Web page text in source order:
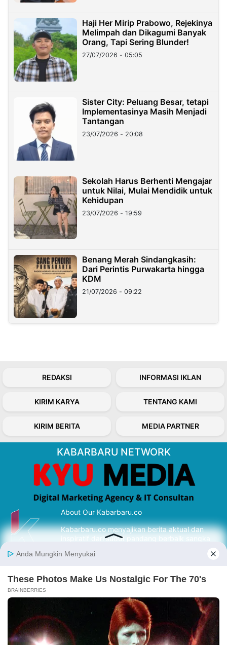
Haji Her Mirip Prabowo, Rejekinya
Melimpah dan Dikagumi Banyak
Orang, Tapi Sering Blunder!
27/07/2026 - 05:05
Sister City: Peluang Besar, tetapi
Implementasinya Masih Menjadi
Tantangan
23/07/2026 - 20:08
Sekolah Harus Berhenti Mengajar
untuk Nilai, Mulai Mendidik untuk
Kehidupan
23/07/2026 - 19:59
Benang Merah Sindangkasih:
Dari Perintis Purwakarta hingga
KDM
21/07/2026 - 09:22
REDAKSI INFORMASI IKLAN
KIRIM KARYA TENTANG KAMI
KIRIM BERITA MEDIA PARTNER
KABARBARU NETWORK
About Our Kabarbaru.co
Kabarbaru.co menyajikan berita aktual dan
inspiratif dari sudut pandang berbaik sangka